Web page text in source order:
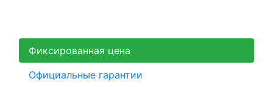
Фиксированная цена
Официальные гарантии